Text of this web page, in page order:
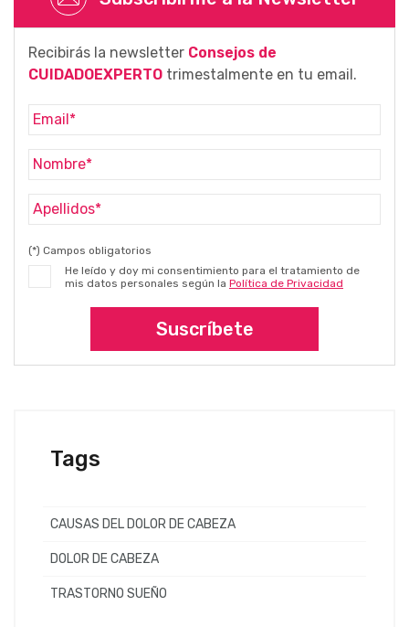
Recibirás la newsletter Consejos de
CUIDADOEXPERTO trimestalmente en tu email.
(*) Campos obligatorios
He leído y doy mi consentimiento para el tratamiento de
mis datos personales según la Política de Privacidad
Suscríbete
Tags
CAUSAS DEL DOLOR DE CABEZA
DOLOR DE CABEZA
TRASTORNO SUEÑO